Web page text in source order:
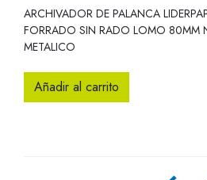
ARCHIVADOR DE PALANCA
FORRADO SIN RADO LOMO 80MM
METALICO
Añadir al carrito